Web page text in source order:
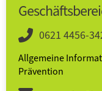
0621 4456-
Allgemeine
Prävention